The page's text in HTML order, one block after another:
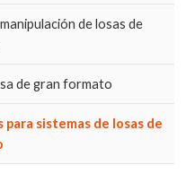
de losas de
de gran formato
para sistemas de losas de